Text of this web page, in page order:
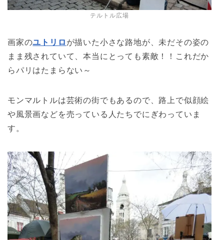
テルトル広場
画家のユトリロ が描いた小さな路地が、未だその姿の
まま残されていて、本当にとっても素敵！！これだか
らパリはたまらない～
モンマルトルは芸術の街でもあるので、路上で似顔絵
や風景画などを売っている人たちでにぎわっていま
す。